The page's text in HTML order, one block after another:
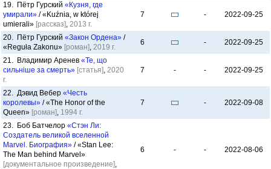
19. Пётр Гурский «Кузня, где
умирали» / «Kuźnia, w której
umierali» [рассказ], 2013 г.
7 - 2022-09-25
20. Пётр Гурский «Закон Ордена» /
«Reguła Zakonu» [роман], 2019 г.
6 - 2022-09-25
21. Владимир Аренев «Те, що
сильніше за смерть» [статья], 2020
г.
7 - - 2022-09-25
22. Дэвид Вебер «Честь
королевы» / «The Honor of the
Queen» [роман], 1994 г.
7 - 2022-09-08
23. Боб Батчелор «Стэн Ли:
Создатель великой вселенной
Marvel. Биография» / «Stan Lee:
The Man behind Marvel»
[документальное произведение],
6 - - 2022-08-06